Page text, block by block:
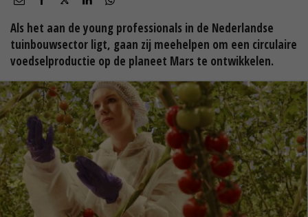
Als het aan de young professionals in de Nederlandse
tuinbouwsector ligt, gaan zij meehelpen om een circulaire
voedselproductie op de planeet Mars te ontwikkelen.